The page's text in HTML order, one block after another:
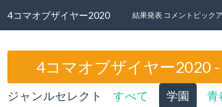
4コマオブザイヤー2020 結果発表 コメントピック
4コマオブザイヤー2020
ジャンルセレクト すべて 学園 青